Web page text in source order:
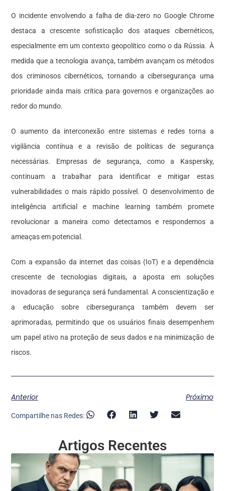
O incidente envolvendo a falha de dia-zero no Google Chrome
destaca a crescente sofisticação dos ataques cibernéticos,
especialmente em um contexto geopolítico como o da Rússia. À
medida que a tecnologia avança, também avançam os métodos
dos criminosos cibernéticos, tornando a cibersegurança uma
prioridade ainda mais crítica para governos e organizações ao
redor do mundo.
O aumento da interconexão entre sistemas e redes torna a
vigilância contínua e a revisão de políticas de segurança
necessárias. Empresas de segurança, como a Kaspersky,
continuam a trabalhar para identificar e mitigar estas
vulnerabilidades o mais rápido possível. O desenvolvimento de
inteligência artificial e machine learning também promete
revolucionar a maneira como detectamos e respondemos a
ameaças em potencial.
Com a expansão da internet das coisas (IoT) e a dependência
crescente de tecnologias digitais, a aposta em soluções
inovadoras de segurança será fundamental. A conscientização e
a educação sobre cibersegurança também devem ser
aprimoradas, permitindo que os usuários finais desempenhem
um papel ativo na proteção de seus dados e na minimização de
riscos.
Anterior Próximo
Compartilhe nas Redes:
Artigos Recentes